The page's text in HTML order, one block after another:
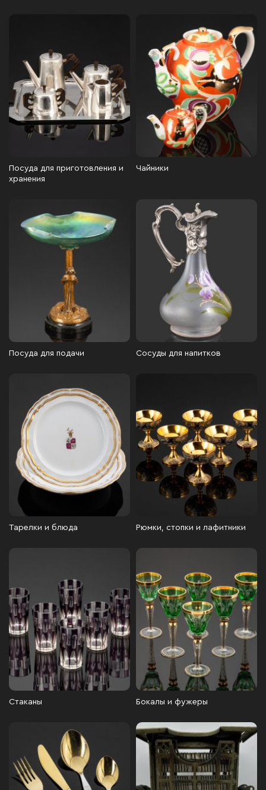
Посуда для приготовления и
хранения
Чайники
Посуда для подачи Сосуды для напитков
Тарелки и блюда Рюмки, стопки и лафитники
Стаканы Бокалы и фужеры